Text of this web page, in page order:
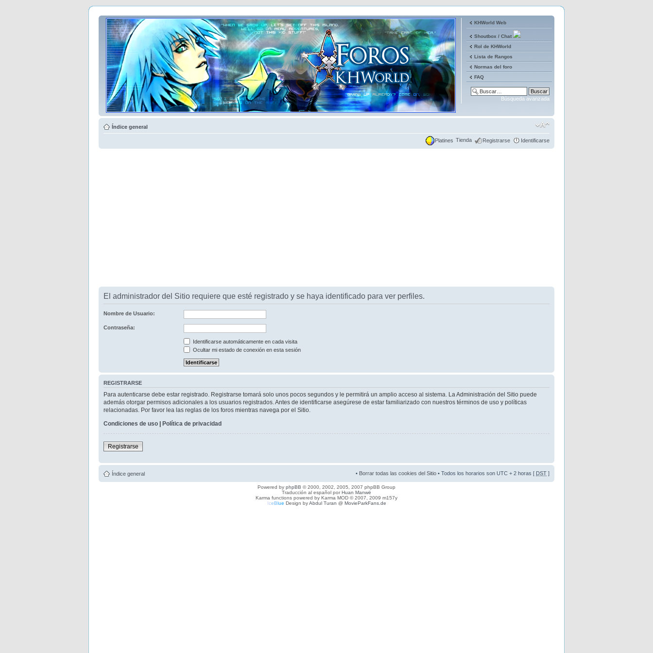
KHWorld Web
Shoutbox / Chat
Rol de KHWorld
Lista de Rangos
Normas del foro
FAQ
Búsqueda avanzada
Índice general
Platines Tienda Registrarse Identificarse
El administrador del Sitio requiere que esté registrado y se haya identificado para ver perfiles.
Nombre de Usuario:
Contraseña:
Identificarse automáticamente en cada visita
Ocultar mi estado de conexión en esta sesión
REGISTRARSE
Para autenticarse debe estar registrado. Registrarse tomará solo unos pocos segundos y le permitirá un amplio acceso al sistema. La Administración del Sitio puede
además otorgar permisos adicionales a los usuarios registrados. Antes de identificarse asegúrese de estar familiarizado con nuestros términos de uso y políticas
relacionadas. Por favor lea las reglas de los foros mientras navega por el Sitio.
Condiciones de uso | Política de privacidad
Registrarse
Índice general • Borrar todas las cookies del Sitio • Todos los horarios son UTC + 2 horas [ DST ]
Powered by phpBB © 2000, 2002, 2005, 2007 phpBB Group
Traducción al español porHuan Manwë
Karma functions powered by Karma MOD © 2007, 2009 m157y
IceBlue Design byAbdul Turan @ MovieParkFans.de